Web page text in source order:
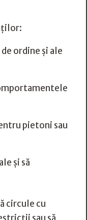
ordine și ale
pietoni sau
și să
circule cu